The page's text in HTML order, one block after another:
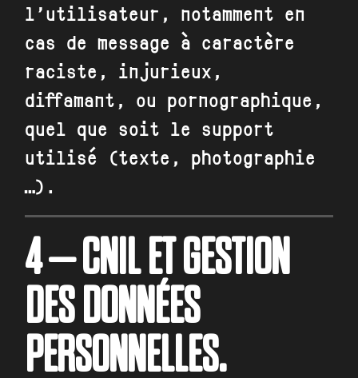
l’utilisateur, notamment en
cas de message à caractère
raciste, injurieux,
diffamant, ou pornographique,
quel que soit le support
utilisé (texte, photographie
…).
4 – CNIL ET GESTION
DES DONNÉES
PERSONNELLES.